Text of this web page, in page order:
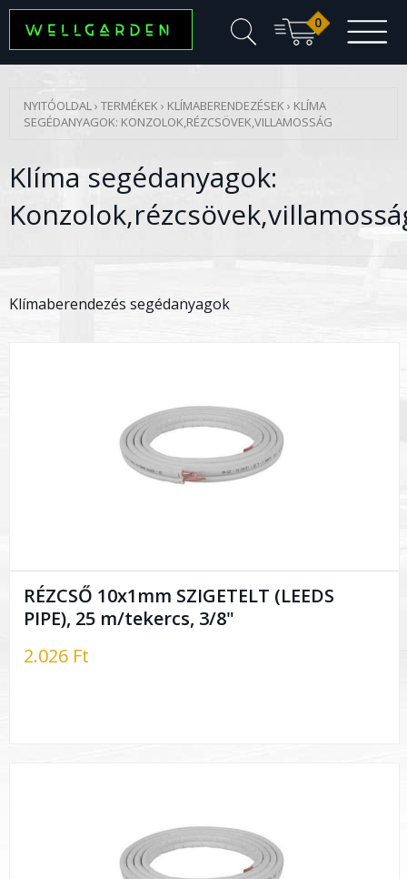
0
NYITÓOLDAL› TERMÉKEK › KLÍMABERENDEZÉSEK › KLÍMA
SEGÉDANYAGOK: KONZOLOK,RÉZCSÖVEK,VILLAMOSSÁG
Klíma segédanyagok:
Klímaberendezés segédanyagok
RÉZCSŐ 10x1mm SZIGETELT (LEEDS
PIPE), 25 m/tekercs, 3/8"
2.026 Ft